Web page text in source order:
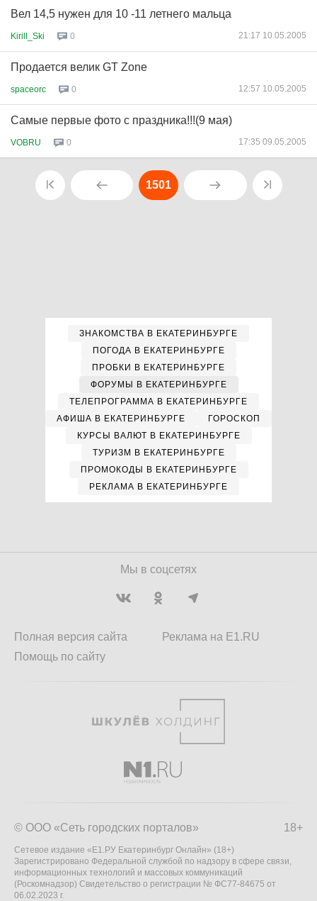
Вел 14,5 нужен для 10 -11 летнего мальца
Kirill_Ski 0 21:17 10.05.2005
Продается велик GT Zone
spaceorc 0 12:57 10.05.2005
Самые первые фото с праздника!!!(9 мая)
VOBRU 0 17:35 09.05.2005
1501
ЗНАКОМСТВА В ЕКАТЕРИНБУРГЕ
ПОГОДА В ЕКАТЕРИНБУРГЕ
ПРОБКИ В ЕКАТЕРИНБУРГЕ
ФОРУМЫ В ЕКАТЕРИНБУРГЕ
ТЕЛЕПРОГРАММА В ЕКАТЕРИНБУРГЕ
АФИША В ЕКАТЕРИНБУРГЕ
ГОРОСКОП
КУРСЫ ВАЛЮТ В ЕКАТЕРИНБУРГЕ
ТУРИЗМ В ЕКАТЕРИНБУРГЕ
ПРОМОКОДЫ В ЕКАТЕРИНБУРГЕ
РЕКЛАМА В ЕКАТЕРИНБУРГЕ
Мы в соцсетях
Полная версия сайта
Помощь по сайту
Реклама на E1.RU
18+
© ООО «Сеть городских порталов»
Сетевое издание «Е1.РУ Екатеринбург Онлайн» (18+)
Зарегистрировано Федеральной службой по надзору в сфере связи,
информационных технологий и массовых коммуникаций
(Роскомнадзор) Свидетельство о регистрации № ФС77-84675 от
06.02.2023 г.